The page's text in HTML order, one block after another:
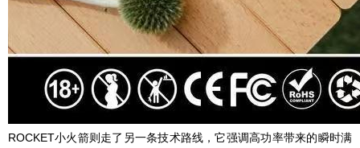
ROCKET小火箭则走了另一条技术路线，它强调高功率带来的瞬时满